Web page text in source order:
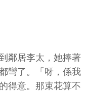
鄰居李太，她捧著
彎了。「呀，係我
得意。那束花算不